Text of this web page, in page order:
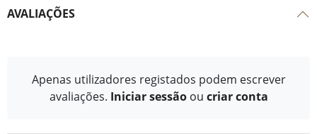
AVALIAÇÕES
Apenas utilizadores registados podem escrever
avaliações. Iniciar sessão ou criar conta